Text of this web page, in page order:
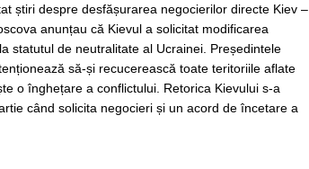
știri despre desfășurarea negocierilor directe Kiev –
anunțau că Kievul a solicitat modificarea
statutul de neutralitate al Ucrainei. Președintele
să-și recucerească toate teritoriile aflate
o înghețare a conflictului. Retorica Kievului s-a
când solicita negocieri și un acord de încetare a